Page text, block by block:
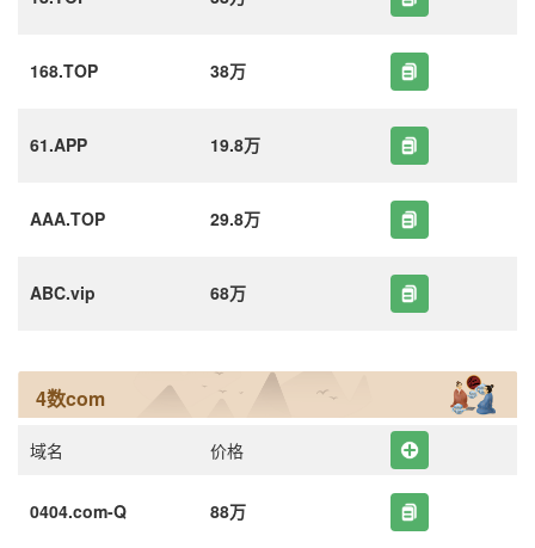
168.TOP 38万
61.APP 19.8万
AAA.TOP 29.8万
ABC.vip 68万
4数com
域名 价格
0404.com-Q 88万